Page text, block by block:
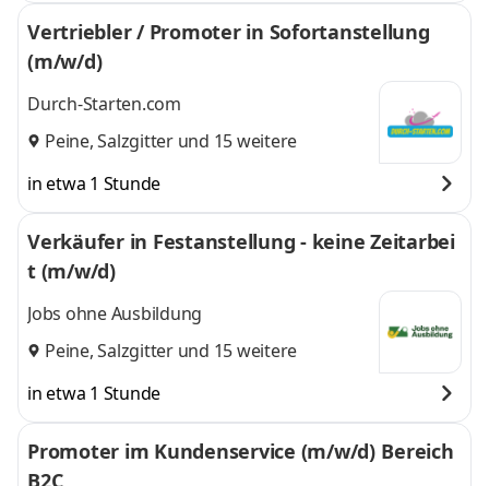
Vertriebler / Promoter in Sofortanstellung
(m/w/d)
Durch-Starten.com
Peine,Salzgitterund 15 weitere
in etwa 1 Stunde
Verkäufer in Festanstellung - keine Zeitarbei
t (m/w/d)
Jobs ohne Ausbildung
Peine,Salzgitterund 15 weitere
in etwa 1 Stunde
Promoter im Kundenservice (m/w/d) Bereich
B2C